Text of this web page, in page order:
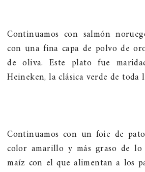
Continuamos con salmón
con una fina capa de polvo de
de oliva. Este plato fue
Heineken, la clásica verde de toda
Continuamos con un foie de
color amarillo y más graso de
maíz con el que alimentan a los